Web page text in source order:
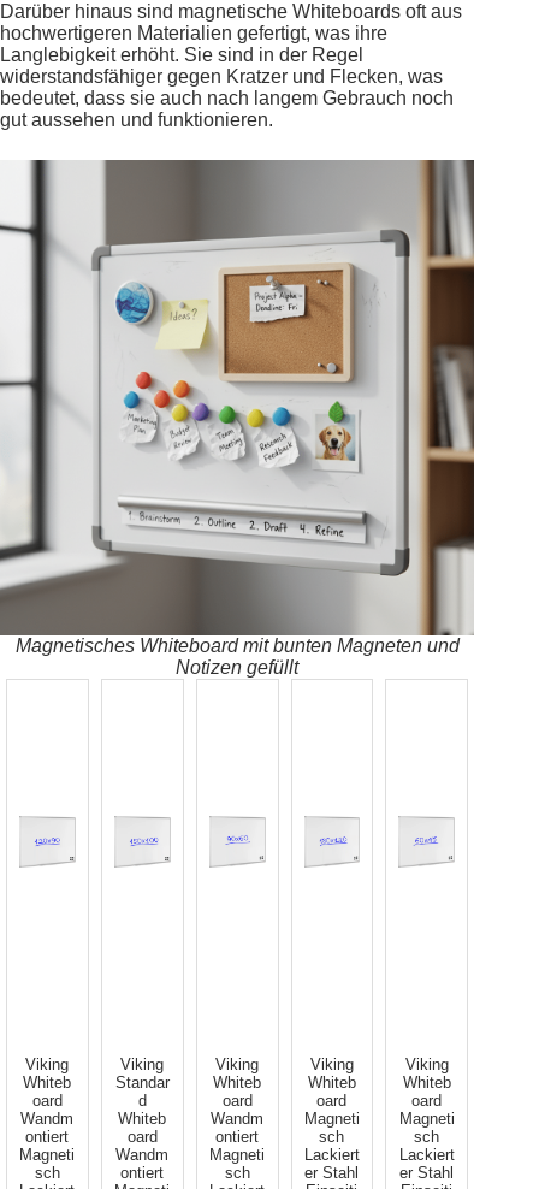
Darüber hinaus sind magnetische Whiteboards oft aus
hochwertigeren Materialien gefertigt, was ihre
Langlebigkeit erhöht. Sie sind in der Regel
widerstandsfähiger gegen Kratzer und Flecken, was
bedeutet, dass sie auch nach langem Gebrauch noch
gut aussehen und funktionieren.
Magnetisches Whiteboard mit bunten Magneten und
Notizen gefüllt
Viking
Whiteb
oard
Wandm
ontiert
Magneti
sch
Viking
Standar
d
Whiteb
oard
Wandm
ontiert
Viking
Whiteb
oard
Wandm
ontiert
Magneti
sch
Viking
Whiteb
oard
Magneti
sch
Lackiert
er Stahl
Viking
Whiteb
oard
Magneti
sch
Lackiert
er Stahl